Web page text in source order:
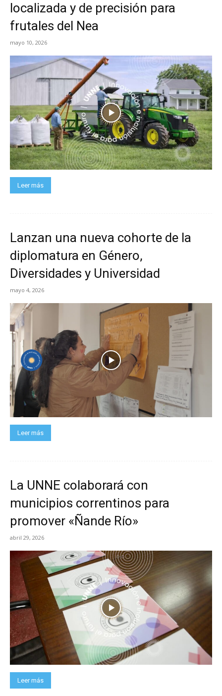
localizada y de precisión para
frutales del Nea
mayo 10, 2026
Leer más
Lanzan una nueva cohorte de la
diplomatura en Género,
Diversidades y Universidad
mayo 4, 2026
Leer más
La UNNE colaborará con
municipios correntinos para
promover «Ñande Río»
abril 29, 2026
Leer más